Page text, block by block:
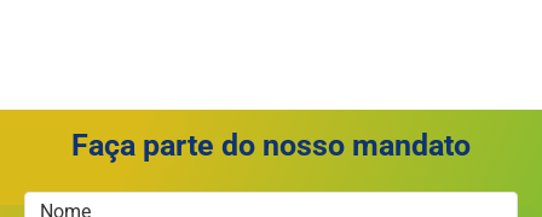
Faça parte do nosso mandato